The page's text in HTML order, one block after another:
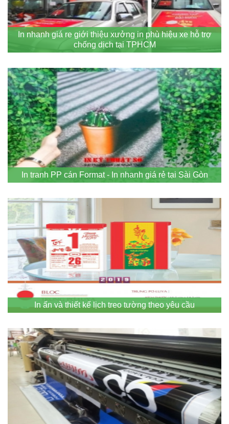
In nhanh giá re giới thiệu xưởng in phù hiệu xe hỗ trợ
chống dịch tại TPHCM
In tranh PP cán Format - In nhanh giá rẻ tại Sài Gòn
In ấn và thiết kế lịch treo tường theo yêu cầu